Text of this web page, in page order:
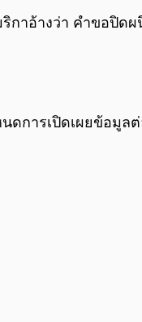
กาอ้างว่า คำขอปิดผ
ดการเปิดเผยข้อมู